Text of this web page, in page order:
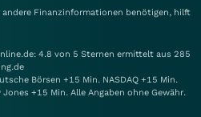
andere Finanzinformationen benötigen, hilft
4.8 von 5 Sternen ermittelt aus 285
Börsen +15 Min. NASDAQ +15 Min.
Jones +15 Min. Alle Angaben ohne Gewähr.